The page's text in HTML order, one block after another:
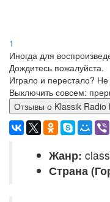
1
Иногда для
Дождитесь пожалуйста.
Играло и перестало?
Выключить совсем:
Отзывы о Klassik
Жанр:
Страна